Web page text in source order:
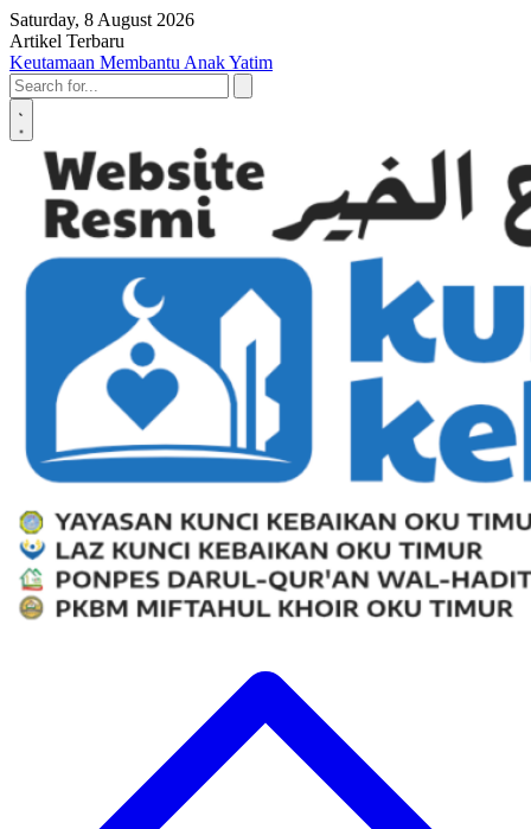
Skip to content
Saturday, 8 August 2026
Artikel Terbaru
Penyerahan SK LAZ Kunci Kebaikan OKU Timur, Tonggak Baru
Penguatan Pelayanan Umat